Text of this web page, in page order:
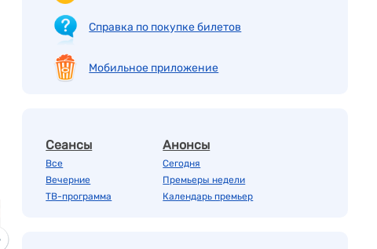
Справка по покупке билетов
Мобильное приложение
Сеансы
Все
Вечерние
ТВ-программа
Анонсы
Сегодня
Премьеры недели
Календарь премьер